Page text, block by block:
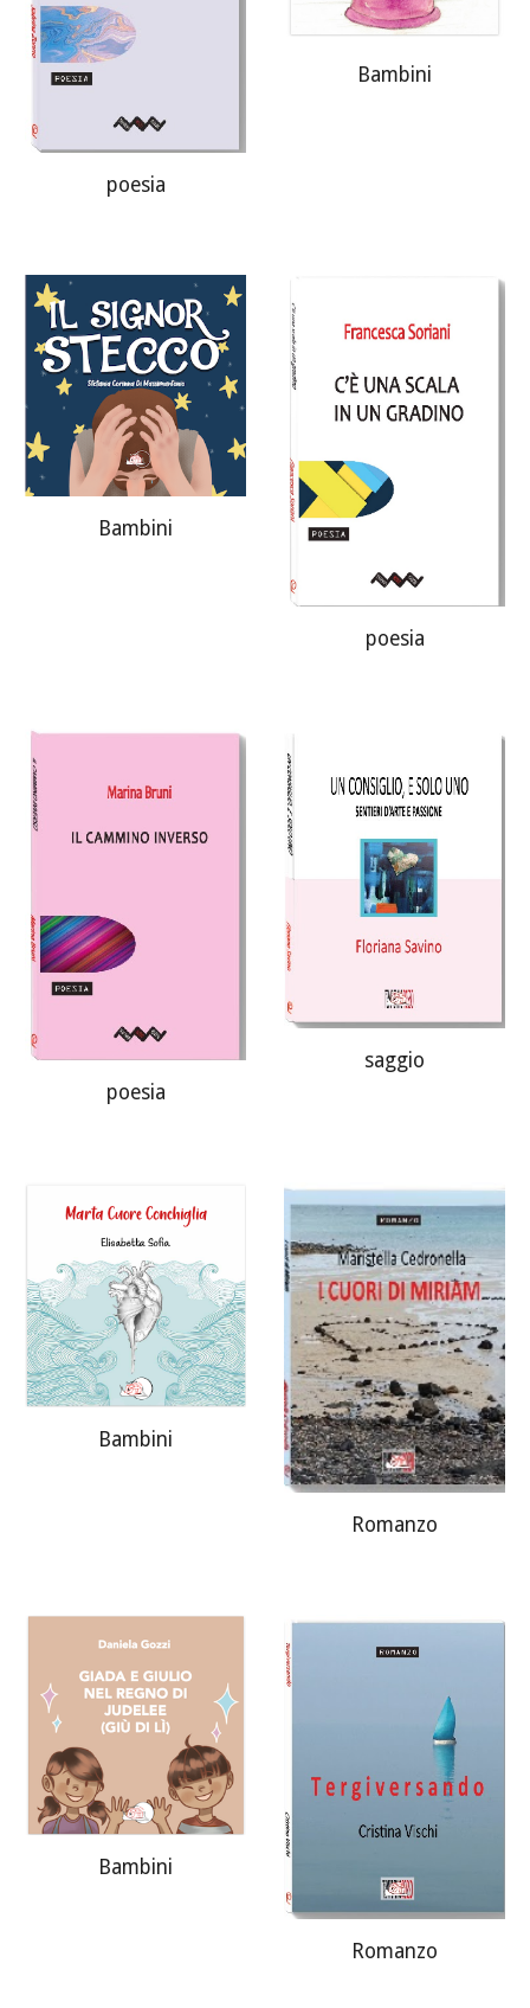
poesia
Bambini
Bambini
poesia
poesia
saggio
Bambini
Romanzo
Bambini
Romanzo